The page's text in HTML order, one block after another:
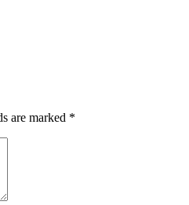
are marked *